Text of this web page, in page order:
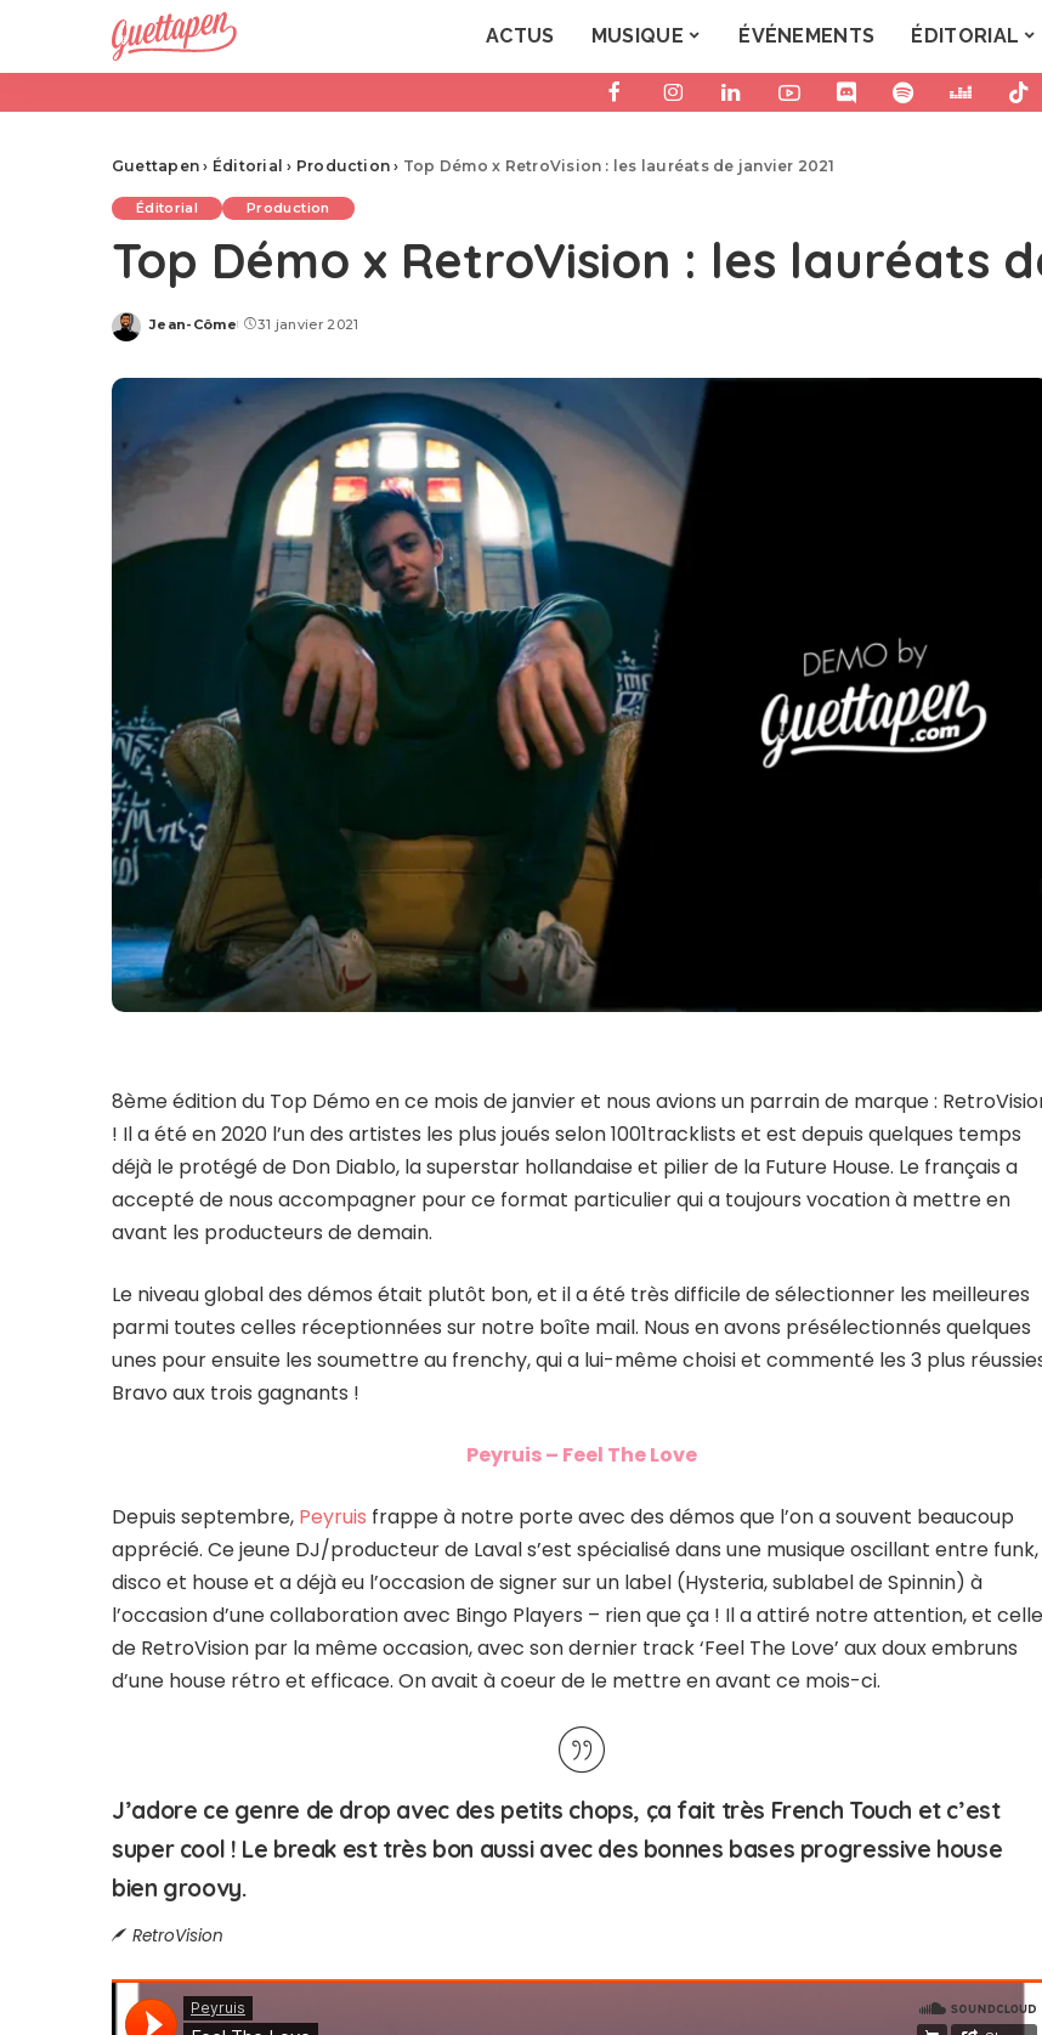
ACTUS MUSIQUE ÉVÉNEMENTS ÉDITORIAL
Guettapen › Éditorial › Production › Top Démo x RetroVision : les lauréats de janvier 2021
Éditorial Production
Top Démo x RetroVision : les lauréats
Posted
Jean-Côme 31 janvier 2021
8ème édition du Top Démo en ce mois de janvier et nous avions un parrain de marque :
! Il a été en 2020 l’un des artistes les plus joués selon 1001tracklists et est depuis quelques temps
déjà le protégé de Don Diablo, la superstar hollandaise et pilier de la Future House. Le français a
accepté de nous accompagner pour ce format particulier qui a toujours vocation à mettre en
avant les producteurs de demain.
Le niveau global des démos était plutôt bon, et il a été très difficile de sélectionner les meilleures
parmi toutes celles réceptionnées sur notre boîte mail. Nous en avons présélectionnés quelques
unes pour ensuite les soumettre au frenchy, qui a lui-même choisi et commenté les 3 plus
Bravo aux trois gagnants !
Peyruis – Feel The Love
Depuis septembre, Peyruis frappe à notre porte avec des démos que l’on a souvent beaucoup
apprécié. Ce jeune DJ/producteur de Laval s’est spécialisé dans une musique oscillant entre funk,
disco et house et a déjà eu l’occasion de signer sur un label (Hysteria, sublabel de Spinnin) à
l’occasion d’une collaboration avec Bingo Players – rien que ça ! Il a attiré notre attention, et celle
de RetroVision par la même occasion, avec son dernier track ‘Feel The Love’ aux doux embruns
d’une house rétro et efficace. On avait à coeur de le mettre en avant ce mois-ci.
J’adore ce genre de drop avec des petits chops, ça fait très French Touch et c’est
super cool ! Le break est très bon aussi avec des bonnes bases progressive house
bien groovy.
RetroVision